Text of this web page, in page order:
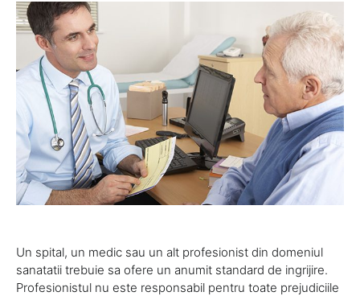
Un spital, un medic sau un alt profesionist din domeniul
sanatatii trebuie sa ofere un anumit standard de ingrijire.
Profesionistul nu este responsabil pentru toate prejudiciile